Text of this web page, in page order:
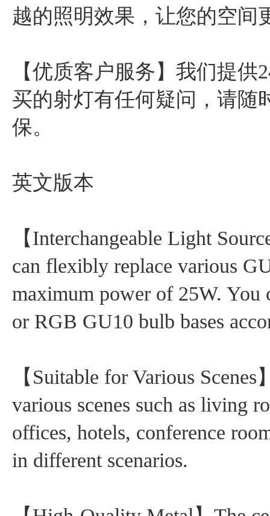
越的照明效果，让您的空间
【优质客户服务】我们提
买的射灯有任何疑问，请随
保。
英文版本
【Interchangeable Light
can flexibly replace various
maximum power of 25W. You
or RGB GU10 bulb bases
【Suitable for Various
various scenes such as living
offices, hotels, conference
in different scenarios.